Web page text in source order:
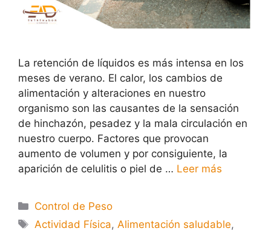
La retención de líquidos es más intensa en los
meses de verano. El calor, los cambios de
alimentación y alteraciones en nuestro
organismo son las causantes de la sensación
de hinchazón, pesadez y la mala circulación en
nuestro cuerpo. Factores que provocan
aumento de volumen y por consiguiente, la
aparición de celulitis o piel de … Leer más
Control de Peso
Actividad Física, Alimentación saludable,